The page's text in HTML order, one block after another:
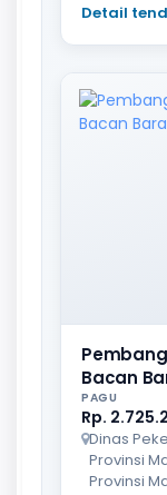
Detail
Bacan
PAGU
Rp.
Dinas
Provinsi
Provinsi